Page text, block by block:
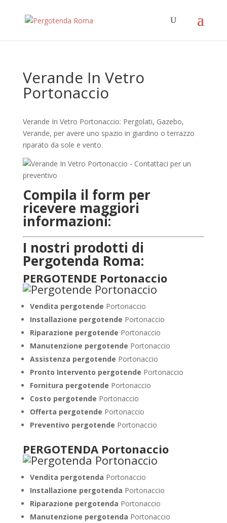
Verande In Vetro
Portonaccio
Verande In Vetro Portonaccio: Pergolati, Gazebo,
Verande, per avere uno spazio in giardino o terrazzo
riparato da sole e vento.
Compila il form per
ricevere maggiori
informazioni:
I nostri prodotti di
Pergotenda Roma:
PERGOTENDE Portonaccio
Vendita pergotende Portonaccio
Installazione pergotende Portonaccio
Riparazione pergotende Portonaccio
Manutenzione pergotende Portonaccio
Assistenza pergotende Portonaccio
Pronto Intervento pergotende Portonaccio
Fornitura pergotende Portonaccio
Costo pergotende Portonaccio
Offerta pergotende Portonaccio
Preventivo pergotende Portonaccio
PERGOTENDA Portonaccio
Vendita pergotenda Portonaccio
Installazione pergotenda Portonaccio
Riparazione pergotenda Portonaccio
Manutenzione pergotenda Portonaccio